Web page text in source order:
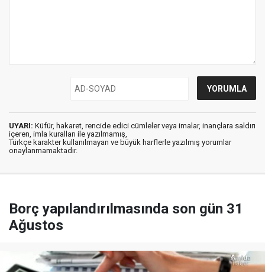
UYARI: Küfür, hakaret, rencide edici cümleler veya imalar, inançlara saldırı
içeren, imla kuralları ile yazılmamış,
Türkçe karakter kullanılmayan ve büyük harflerle yazılmış yorumlar
onaylanmamaktadır.
Borç yapılandırılmasında son gün 31
Ağustos